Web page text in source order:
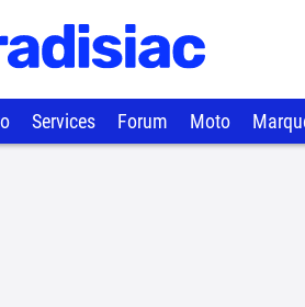
Services Forum Moto